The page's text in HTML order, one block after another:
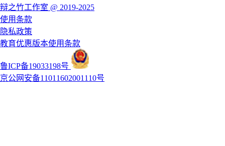
辩之竹工作室 @ 2019-2025
使用条款
隐私政策
教育优惠版本使用条款
鲁ICP备19033198号
京公网安备11011602001110号